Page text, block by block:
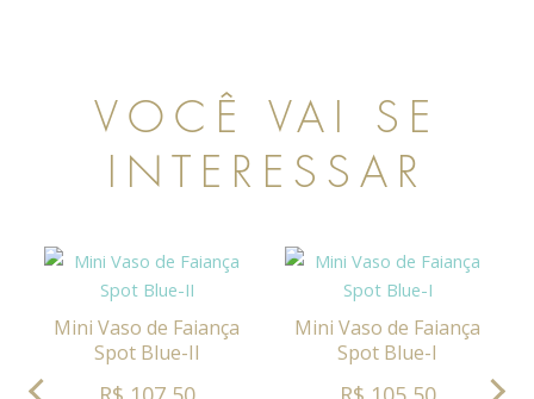
VOCÊ VAI SE
INTERESSAR
Mini Vaso de Faiança
Spot Blue-II
Mini Vaso de Faiança
Spot Blue-I